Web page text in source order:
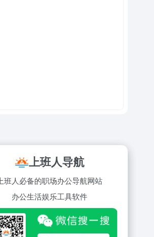
上班人导航
上班人必备的职场办公导航网站
办公生活娱乐工具软件